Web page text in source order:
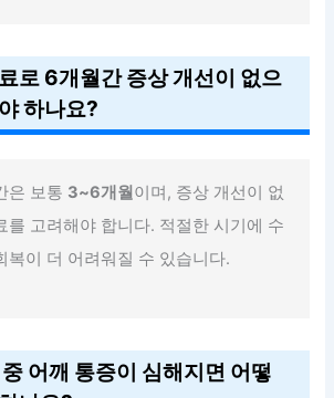
로 6개월간 증상 개선이 없으
하나요?
은 보통 3~6개월 이며, 증상 개선이 없
를 고려해야 합니다. 적절한 시기에 수
복이 더 어려워질 수 있습니다.
어깨 통증이 심해지면 어떻